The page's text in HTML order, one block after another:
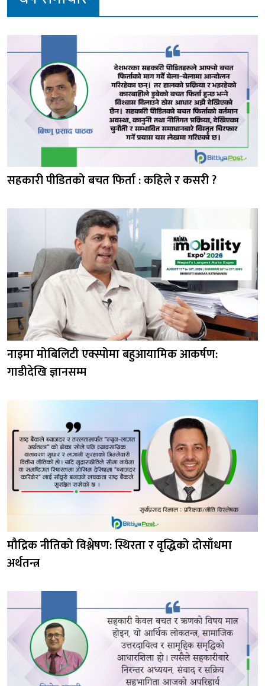
सहकारी पीडितको बचत फिर्ता : कहिले र कसरी ?
नाइमा मोबिलिटी एक्स्पोमा बहुआयामिक आकर्षण:
गाडीदेखि ज्ञानसम्म
मौद्रिक नीतिको विश्लेषण: स्थिरता र वृद्धिको दोसाँधमा
अर्थतन्त्र